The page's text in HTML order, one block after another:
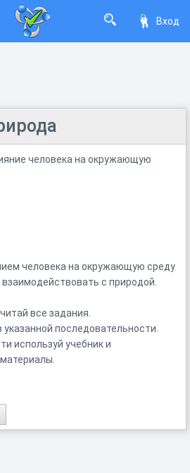
Вход
человека на окружающую
человека на окружающую среду
с природой.
все задания.
последовательности.
используй учебник и